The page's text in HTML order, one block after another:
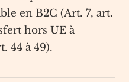
en B2C (Art. 7, art.
hors UE à
44 à 49).